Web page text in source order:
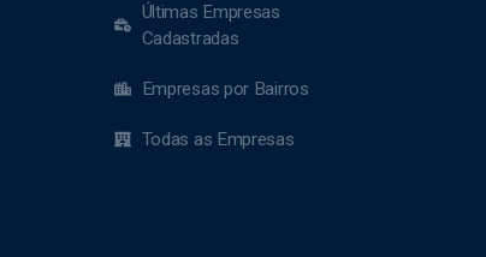
Últimas Empresas
Cadastradas
Empresas por Bairros
Todas as Empresas